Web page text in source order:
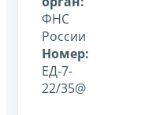
ФНС
России
Номер:
ЕД-7-
22/35@